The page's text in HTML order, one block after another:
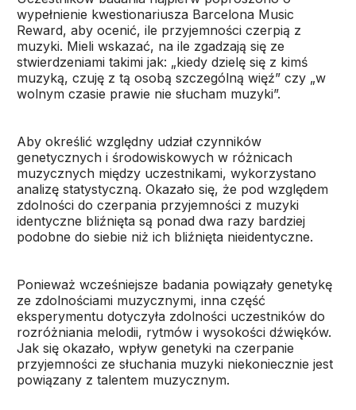
wypełnienie kwestionariusza Barcelona Music
Reward, aby ocenić, ile przyjemności czerpią z
muzyki. Mieli wskazać, na ile zgadzają się ze
stwierdzeniami takimi jak: „kiedy dzielę się z kimś
muzyką, czuję z tą osobą szczególną więź” czy „w
wolnym czasie prawie nie słucham muzyki”.
Aby określić względny udział czynników
genetycznych i środowiskowych w różnicach
muzycznych między uczestnikami, wykorzystano
analizę statystyczną. Okazało się, że pod względem
zdolności do czerpania przyjemności z muzyki
identyczne bliźnięta są ponad dwa razy bardziej
podobne do siebie niż ich bliźnięta nieidentyczne.
Ponieważ wcześniejsze badania powiązały genetykę
ze zdolnościami muzycznymi, inna część
eksperymentu dotyczyła zdolności uczestników do
rozróżniania melodii, rytmów i wysokości dźwięków.
Jak się okazało, wpływ genetyki na czerpanie
przyjemności ze słuchania muzyki niekoniecznie jest
powiązany z talentem muzycznym.